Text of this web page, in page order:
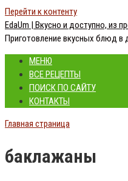
Перейти к контенту
EdaUm | Вкусно и доступно, из
Приготовление вкусных блюд в
МЕНЮ
ВСЕ РЕЦЕПТЫ
ПОИСК ПО САЙТУ
КОНТАКТЫ
Главная страница
баклажаны